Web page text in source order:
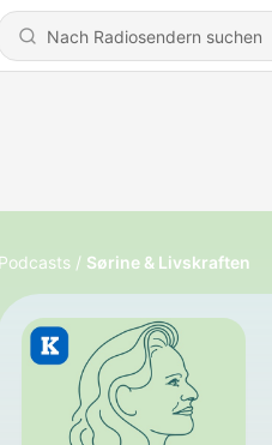
Podcasts Sørine & Livskraften